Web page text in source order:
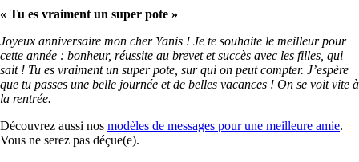
« Tu es vraiment un super pote »
Joyeux anniversaire mon cher Yanis ! Je te souhaite le meilleur pour
cette année : bonheur, réussite au brevet et succès avec les filles, qui
sait ! Tu es vraiment un super pote, sur qui on peut compter. J’espère
que tu passes une belle journée et de belles vacances ! On se voit vite à
la rentrée.
Découvrez aussi nos modèles de messages pour une meilleure amie.
Vous ne serez pas déçue(e).